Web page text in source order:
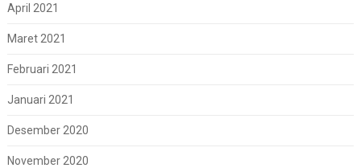
April 2021
Maret 2021
Februari 2021
Januari 2021
Desember 2020
November 2020